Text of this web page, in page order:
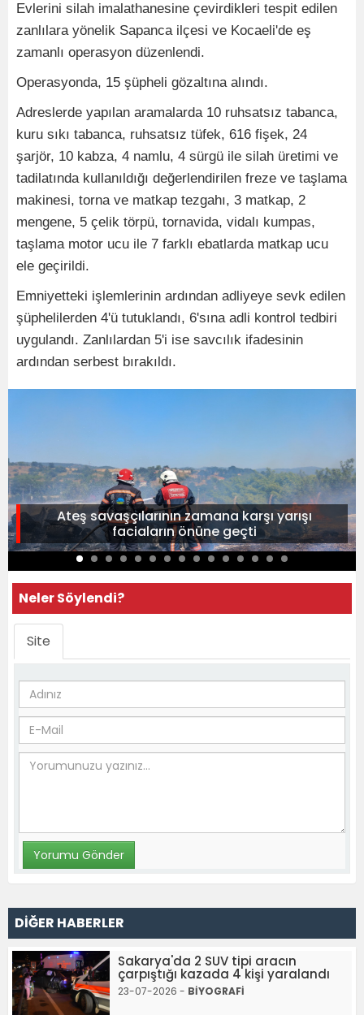
Evlerini silah imalathanesine çevirdikleri tespit edilen
zanlılara yönelik Sapanca ilçesi ve Kocaeli'de eş
zamanlı operasyon düzenlendi.
Operasyonda, 15 şüpheli gözaltına alındı.
Adreslerde yapılan aramalarda ⁠10 ruhsatsız tabanca,
kuru sıkı tabanca, ruhsatsız tüfek, 616 fişek, 24
şarjör, ⁠10 kabza, 4 namlu, ⁠4 sürgü ile silah üretimi ve
tadilatında kullanıldığı değerlendirilen freze ve taşlama
makinesi, torna ve matkap tezgahı, ⁠3 matkap, 2
mengene, ⁠5 çelik törpü, ⁠tornavida, vidalı kumpas,
taşlama motor ucu ile 7 farklı ebatlarda matkap ucu
ele geçirildi.
Emniyetteki işlemlerinin ardından adliyeye sevk edilen
şüphelilerden 4'ü tutuklandı, 6'sına adli kontrol tedbiri
uygulandı. Zanlılardan 5'i ise savcılık ifadesinin
ardından serbest bırakıldı.
Ateş savaşçılarının zamana karşı yarışı
faciaların önüne geçti
Neler Söylendi?
Site
DİĞER HABERLER
Sakarya'da 2 SUV tipi aracın
çarpıştığı kazada 4 kişi yaralandı
23-07-2026 - BİYOGRAFİ